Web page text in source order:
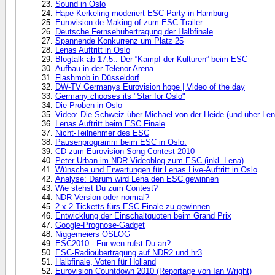
Sound in Oslo
Hape Kerkeling moderiert ESC-Party in Hamburg
Eurovision.de Making of zum ESC-Trailer
Deutsche Fernsehübertragung der Halbfinale
Spannende Konkurrenz um Platz 25
Lenas Auftritt in Oslo
Blogtalk ab 17.5.: Der “Kampf der Kulturen” beim ESC
Aufbau in der Telenor Arena
Flashmob in Düsseldorf
DW-TV Germanys Eurovision hope | Video of the day
Germany chooses its "Star for Oslo"
Die Proben in Oslo
Video: Die Schweiz über Michael von der Heide (und über
Lenas Auftritt beim ESC Finale
Nicht-Teilnehmer des ESC
Pausenprogramm beim ESC in Oslo.
CD zum Eurovision Song Contest 2010
Peter Urban im NDR-Videoblog zum ESC (inkl. Lena)
Wünsche und Erwartungen für Lenas Live-Auftritt in Oslo
Analyse: Darum wird Lena den ESC gewinnen
Wie stehst Du zum Contest?
NDR-Version oder normal?
2 x 2 Ticketts fürs ESC-Finale zu gewinnen
Entwicklung der Einschaltquoten beim Grand Prix
Google-Prognose-Gadget
Niggemeiers OSLOG
ESC2010 - Für wen rufst Du an?
ESC-Radioübertragung auf NDR2 und hr3
Halbfinale, Voten für Holland
Eurovision Countdown 2010 (Reportage von Ian Wright)